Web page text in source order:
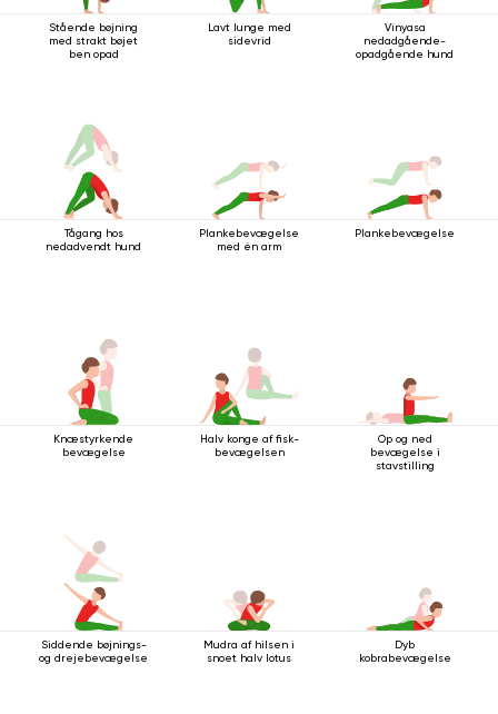
Stående bøjning
med strakt bøjet
ben opad
Lavt lunge med
sidevrid
Vinyasa
nedadgående-
opadgående hund
Tågang hos
nedadvendt hund
Plankebevægelse
med én arm
Plankebevægelse
Knæstyrkende
bevægelse
Halv konge af fisk-
bevægelsen
Op og ned
bevægelse i
stavstilling
Siddende bøjnings-
og drejebevægelse
Mudra af hilsen i
snoet halv lotus
Dyb
kobrabevægelse